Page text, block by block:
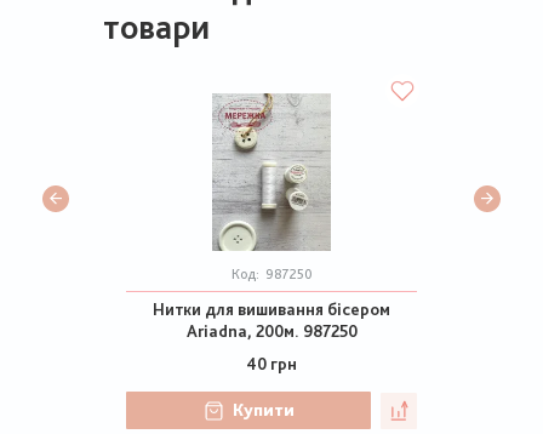
товари
Код: 987250
Нитки для вишивання бісером
Ariadna, 200м. 987250
40 грн
Купити